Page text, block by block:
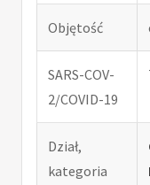
Objętość
SARS-COV-
2/COVID-19
Dział,
kategoria